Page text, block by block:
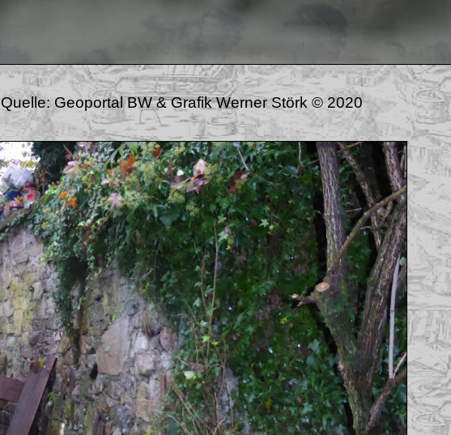
Quelle: Geoportal BW & Grafik Werner Störk © 2020